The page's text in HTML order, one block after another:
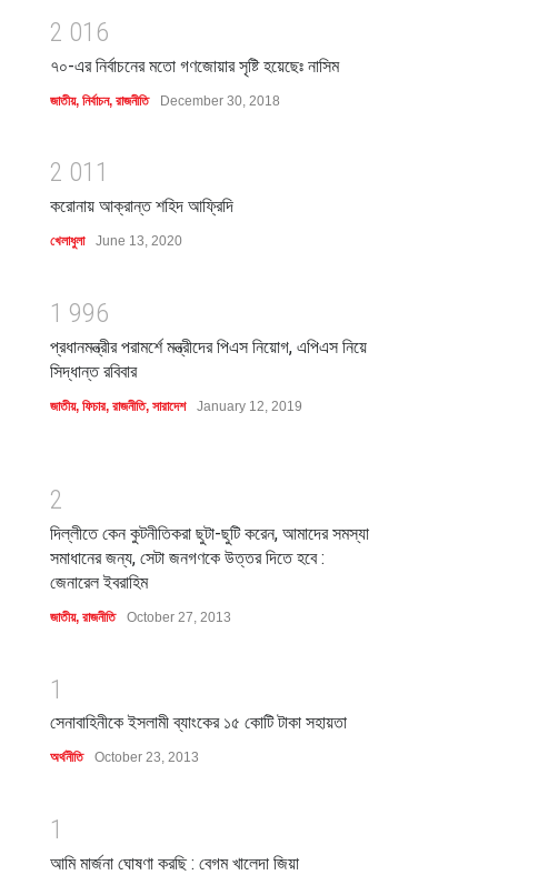
2 01 6
৭০-এর নির্বাচনের মতো গণজোয়ার সৃষ্টি হয়েছেঃ নাসিম
জাতীয়, নির্বাচন, রাজনীতি December 30, 2018
2 01 1
করোনায় আক্রান্ত শহিদ আফ্রিদি
খেলাধুলা June 13, 2020
1 996
প্রধানমন্ত্রীর পরামর্শে মন্ত্রীদের পিএস নিয়োগ, এপিএস নিয়ে
সিদ্ধান্ত রবিবার
জাতীয়, ফিচার, রাজনীতি, সারাদেশ January 12, 2019
2
দিল্লীতে কেন কুটনীতিকরা ছুটা-ছুটি করেন, আমাদের সমস্যা
সমাধানের জন্য, সেটা জনগণকে উত্তর দিতে হবে :
জেনারেল ইবরাহিম
জাতীয়, রাজনীতি October 27, 2013
1
সেনাবাহিনীকে ইসলামী ব্যাংকের ১৫ কোটি টাকা সহায়তা
অর্থনীতি October 23, 2013
1
আমি মার্জনা ঘোষণা করছি : বেগম খালেদা জিয়া